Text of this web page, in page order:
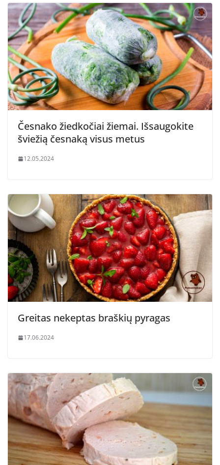
Česnako žiedkočiai žiemai. Išsaugokite
šviežią česnaką visus metus
12.05.2024
Greitas nekeptas braškių pyragas
17.06.2024